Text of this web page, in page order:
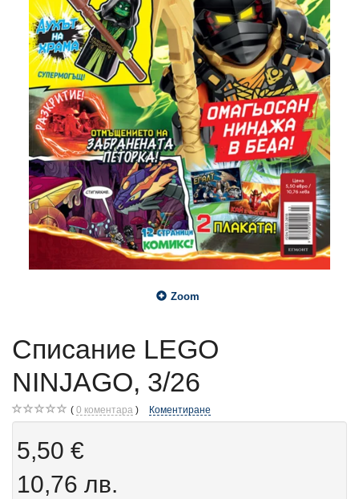
Zoom
Списание LEGO
NINJAGO, 3/26
0 коментара Коментиране
5,50 €
10,76 лв.